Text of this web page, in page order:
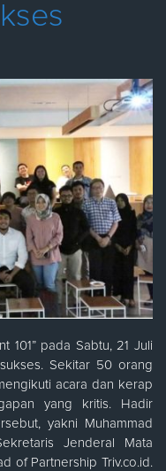
101” pada Sabtu, 21 Juli
Sekitar 50 orang
acara dan kerap
yang kritis. Hadir
yakni Muhammad
Jenderal Mata
of Partnership Triv.co.id.